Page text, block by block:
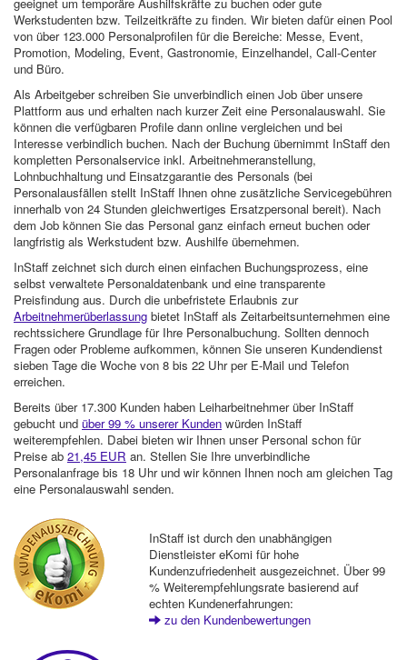
Werkstudenten bzw. Teilzeitkräfte zu finden. Wir bieten dafür einen Pool
von über 123.000 Personalprofilen für die Bereiche: Messe, Event,
Promotion, Modeling, Event, Gastronomie, Einzelhandel, Call-Center
und Büro.
Als Arbeitgeber schreiben Sie unverbindlich einen Job über unsere
Plattform aus und erhalten nach kurzer Zeit eine Personalauswahl. Sie
können die verfügbaren Profile dann online vergleichen und bei
Interesse verbindlich buchen. Nach der Buchung übernimmt InStaff den
kompletten Personalservice inkl. Arbeitnehmeranstellung,
Lohnbuchhaltung und Einsatzgarantie des Personals (bei
Personalausfällen stellt InStaff Ihnen ohne zusätzliche Servicegebühren
innerhalb von 24 Stunden gleichwertiges Ersatzpersonal bereit). Nach
dem Job können Sie das Personal ganz einfach erneut buchen oder
langfristig als Werkstudent bzw. Aushilfe übernehmen.
InStaff zeichnet sich durch einen einfachen Buchungsprozess, eine
selbst verwaltete Personaldatenbank und eine transparente
Preisfindung aus. Durch die unbefristete Erlaubnis zur
Arbeitnehmerüberlassung bietet InStaff als Zeitarbeitsunternehmen eine
rechtssichere Grundlage für Ihre Personalbuchung. Sollten dennoch
Fragen oder Probleme aufkommen, können Sie unseren Kundendienst
sieben Tage die Woche von 8 bis 22 Uhr per E-Mail und Telefon
erreichen.
Bereits über 17.300 Kunden haben Leiharbeitnehmer über InStaff
gebucht und über 99 % unserer Kunden würden InStaff
weiterempfehlen. Dabei bieten wir Ihnen unser Personal schon für
Preise ab 21,45 EUR an. Stellen Sie Ihre unverbindliche
Personalanfrage bis 18 Uhr und wir können Ihnen noch am gleichen Tag
eine Personalauswahl senden.
InStaff ist durch den unabhängigen
Dienstleister eKomi für hohe
Kundenzufriedenheit ausgezeichnet. Über 99
% Weiterempfehlungsrate basierend auf
echten Kundenerfahrungen:
zu den Kundenbewertungen